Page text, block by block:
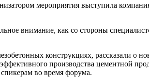
мероприятия выступила
внимание, как со стороны
конструкциях, рассказали о
производства цементной
во время форума.